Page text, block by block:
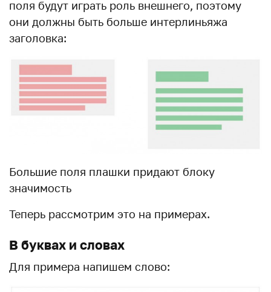
поля будут играть роль внешнего, поэтому
они должны быть больше интерлиньяжа
заголовка:
Большие поля плашки придают блоку
значимость
Теперь рассмотрим это на примерах.
В буквах и словах
Для примера напишем слово: